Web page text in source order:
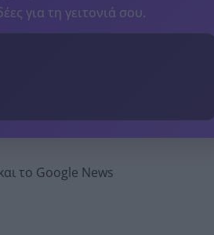
για τη γειτονιά σου.
το Google News